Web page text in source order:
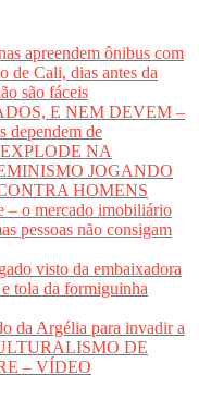
apreendem ônibus com
de Cali, dias antes da
são fáceis
E NEM DEVEM –
dependem de
EXPLODE NA
JOGANDO
HOMENS
– o mercado imobiliário
pessoas não consigam
visto da embaixadora
tola da formiguinha
da Argélia para invadir a
DE
– VÍDEO